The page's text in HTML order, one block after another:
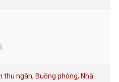
thu ngân, Buồng phòng, Nhà